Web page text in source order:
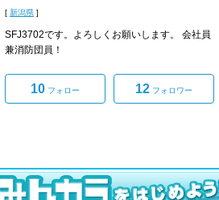
[ 新潟県 ]
SFJ3702です。よろしくお願いします。 会社員
兼消防団員！
10 フォロー 12 フォロワー